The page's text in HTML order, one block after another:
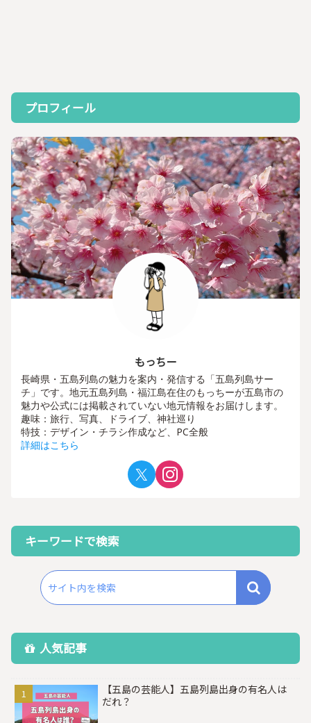
プロフィール
もっちー
長崎県・五島列島の魅力を案内・発信する「五島列島サー
チ」です。地元五島列島・福江島在住のもっちーが五島市の
魅力や公式には掲載されていない地元情報をお届けします。
趣味：旅行、写真、ドライブ、神社巡り
特技：デザイン・チラシ作成など、PC全般
詳細はこちら
キーワードで検索
人気記事
【五島の芸能人】五島列島出身の有名人は
だれ？